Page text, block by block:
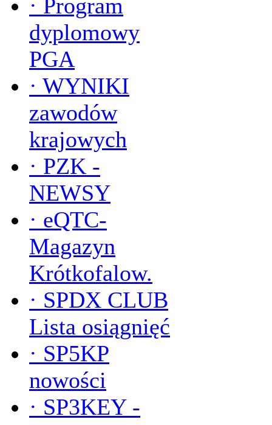
· Program
dyplomowy
PGA
· WYNIKI
zawodów
krajowych
· PZK -
NEWSY
· eQTC-
Magazyn
Krótkofalow.
· SPDX CLUB
Lista osiągnięć
· SP5KP
nowości
· SP3KEY -